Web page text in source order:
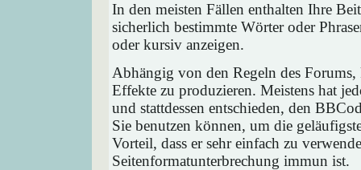
In den meisten Fällen enthalten Ihre
sicherlich bestimmte Wörter oder
oder kursiv anzeigen.
Abhängig von den Regeln des
Effekte zu produzieren. Meistens hat
und stattdessen entschieden, den
Sie benutzen können, um die
Vorteil, dass er sehr einfach zu
Seitenformatunterbrechung immun ist.